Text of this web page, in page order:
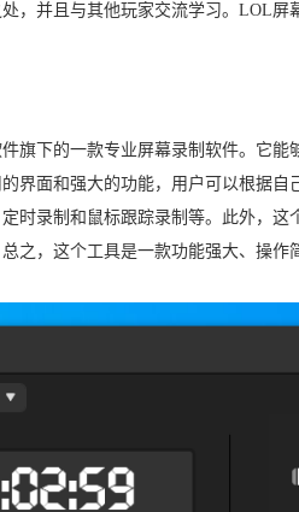
，并且与其他玩家交流学习。LOL屏
旗下的一款专业屏幕录制软件。它
界面和强大的功能，用户可以根据
定时录制和鼠标跟踪录制等。此外，
之，这个工具是一款功能强大、操作